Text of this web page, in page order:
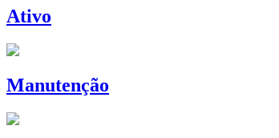
Ativo
Manutenção